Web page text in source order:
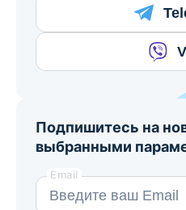
Подпишитесь на
выбранными
Email